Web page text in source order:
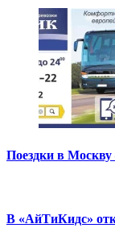
Поездки в
В «АйТиКидс»